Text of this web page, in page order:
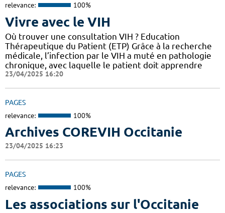
relevance: 100%
Vivre avec le VIH
Où trouver une consultation VIH ? Education
Thérapeutique du Patient (ETP) Grâce à la recherche
médicale, l’infection par le VIH a muté en pathologie
chronique, avec laquelle le patient doit apprendre
23/04/2025 16:20
PAGES
relevance: 100%
Archives COREVIH Occitanie
23/04/2025 16:23
PAGES
relevance: 100%
Les associations sur l'Occitanie